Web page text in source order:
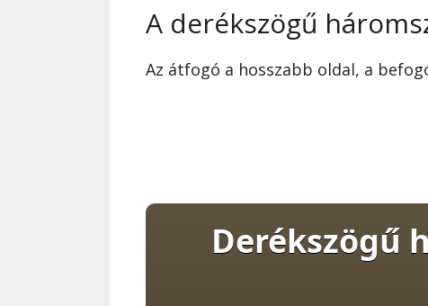
A derékszögű
Az átfogó a hosszabb oldal, a
Derékszögű